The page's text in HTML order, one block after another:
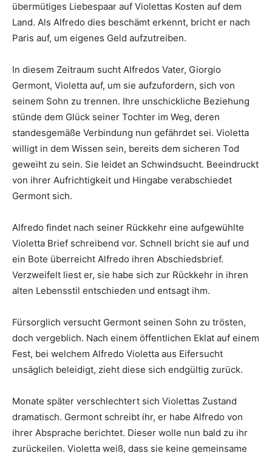
übermütiges Liebespaar auf Violettas Kosten auf dem
Land. Als Alfredo dies beschämt erkennt, bricht er nach
Paris auf, um eigenes Geld aufzutreiben.
In diesem Zeitraum sucht Alfredos Vater, Giorgio
Germont, Violetta auf, um sie aufzufordern, sich von
seinem Sohn zu trennen. Ihre unschickliche Beziehung
stünde dem Glück seiner Tochter im Weg, deren
standesgemäße Verbindung nun gefährdet sei. Violetta
willigt in dem Wissen sein, bereits dem sicheren Tod
geweiht zu sein. Sie leidet an Schwindsucht. Beeindruckt
von ihrer Aufrichtigkeit und Hingabe verabschiedet
Germont sich.
Alfredo findet nach seiner Rückkehr eine aufgewühlte
Violetta Brief schreibend vor. Schnell bricht sie auf und
ein Bote überreicht Alfredo ihren Abschiedsbrief.
Verzweifelt liest er, sie habe sich zur Rückkehr in ihren
alten Lebensstil entschieden und entsagt ihm.
Fürsorglich versucht Germont seinen Sohn zu trösten,
doch vergeblich. Nach einem öffentlichen Eklat auf einem
Fest, bei welchem Alfredo Violetta aus Eifersucht
unsäglich beleidigt, zieht diese sich endgültig zurück.
Monate später verschlechtert sich Violettas Zustand
dramatisch. Germont schreibt ihr, er habe Alfredo von
ihrer Absprache berichtet. Dieser wolle nun bald zu ihr
zurückeilen. Violetta weiß, dass sie keine gemeinsame